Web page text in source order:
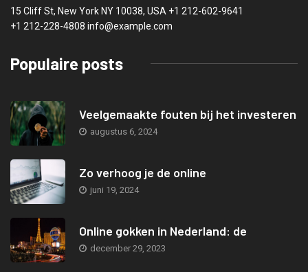
15 Cliff St, New York NY 10038, USA +1 212-602-9641
+1 212-228-4808 info@example.com
Populaire posts
Veelgemaakte fouten bij het investeren
augustus 6, 2024
Zo verhoog je de online
juni 19, 2024
Online gokken in Nederland: de
december 29, 2023